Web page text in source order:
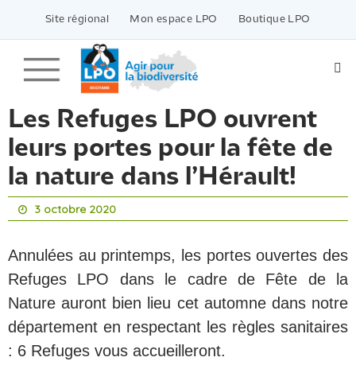
contenu
Site régional Mon espace LPO Boutique LPO
Les Refuges LPO ouvrent
leurs portes pour la fête de
la nature dans l’Hérault!
3 octobre 2020
Annulées au printemps, les portes ouvertes des
Refuges LPO dans le cadre de Fête de la
Nature auront bien lieu cet automne dans notre
département en respectant les règles sanitaires
: 6 Refuges vous accueilleront.